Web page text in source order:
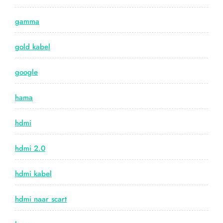
gamma
gold kabel
google
hama
hdmi
hdmi 2.0
hdmi kabel
hdmi naar scart